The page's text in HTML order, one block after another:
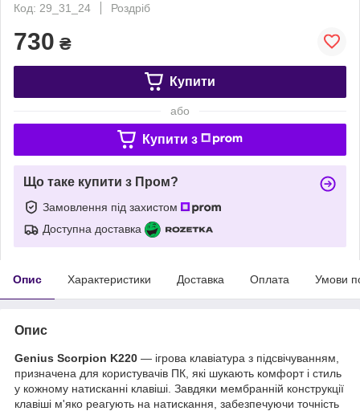
Код: 29_31_24
Роздріб
730 ₴
Купити
або
Купити з
Що таке купити з Пром?
Замовлення під захистом
Доступна доставка
Опис Характеристики Доставка Оплата Умови
Опис
Genius Scorpion K220 — ігрова клавіатура з підсвічуванням,
призначена для користувачів ПК, які шукають комфорт і стиль
у кожному натисканні клавіші. Завдяки мембранній конструкції
клавіші м'яко реагують на натискання, забезпечуючи точність